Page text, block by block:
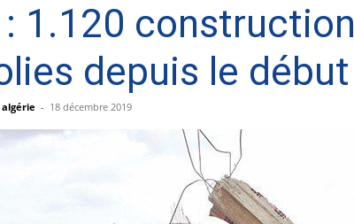
: 1.120
depuis le début
- 18 décembre 2019